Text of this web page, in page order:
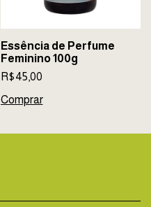
Essência de Perfume
Feminino 100g
R$45,00
Comprar